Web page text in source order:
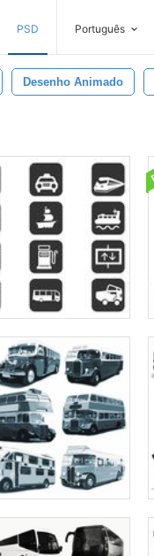
PSD Português
Desenho Animado